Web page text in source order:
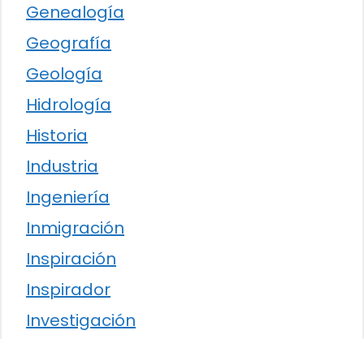
Genealogía
Geografía
Geología
Hidrología
Historia
Industria
Ingeniería
Inmigración
Inspiración
Inspirador
Investigación